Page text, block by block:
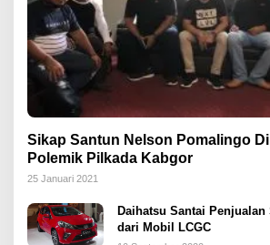
Sikap Santun Nelson Pomalingo
Polemik Pilkada Kabgor
25 Januari 2021
Daihatsu Santai
dari Mobil LCGC